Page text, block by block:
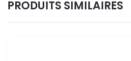
PRODUITS SIMILAIRES